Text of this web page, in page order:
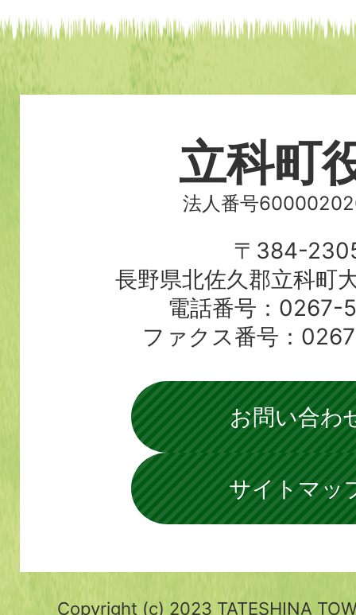
立科町
法人番号
〒384-
長野県北佐久郡立科町
電話番号：0267-
ファクス番号：
お問い合わ
サイトマッ
Copyright (c) 2023 TATESHINA